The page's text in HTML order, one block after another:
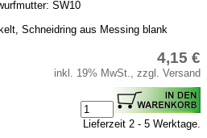
SW10
Schneidring aus Messing blank
4,15 €
inkl. 19% MwSt., zzgl. Versand
Lieferzeit 2 - 5 Werktage.